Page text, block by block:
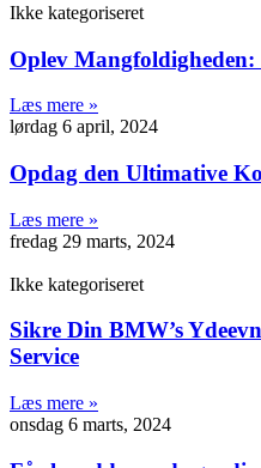
Ikke kategoriseret
Oplev
Læs mere »
lørdag 6 april, 2024
Opdag den Ultimative
Læs mere »
fredag 29 marts, 2024
Ikke kategoriseret
Sikre Din BMW’s
Service
Læs mere »
onsdag 6 marts, 2024